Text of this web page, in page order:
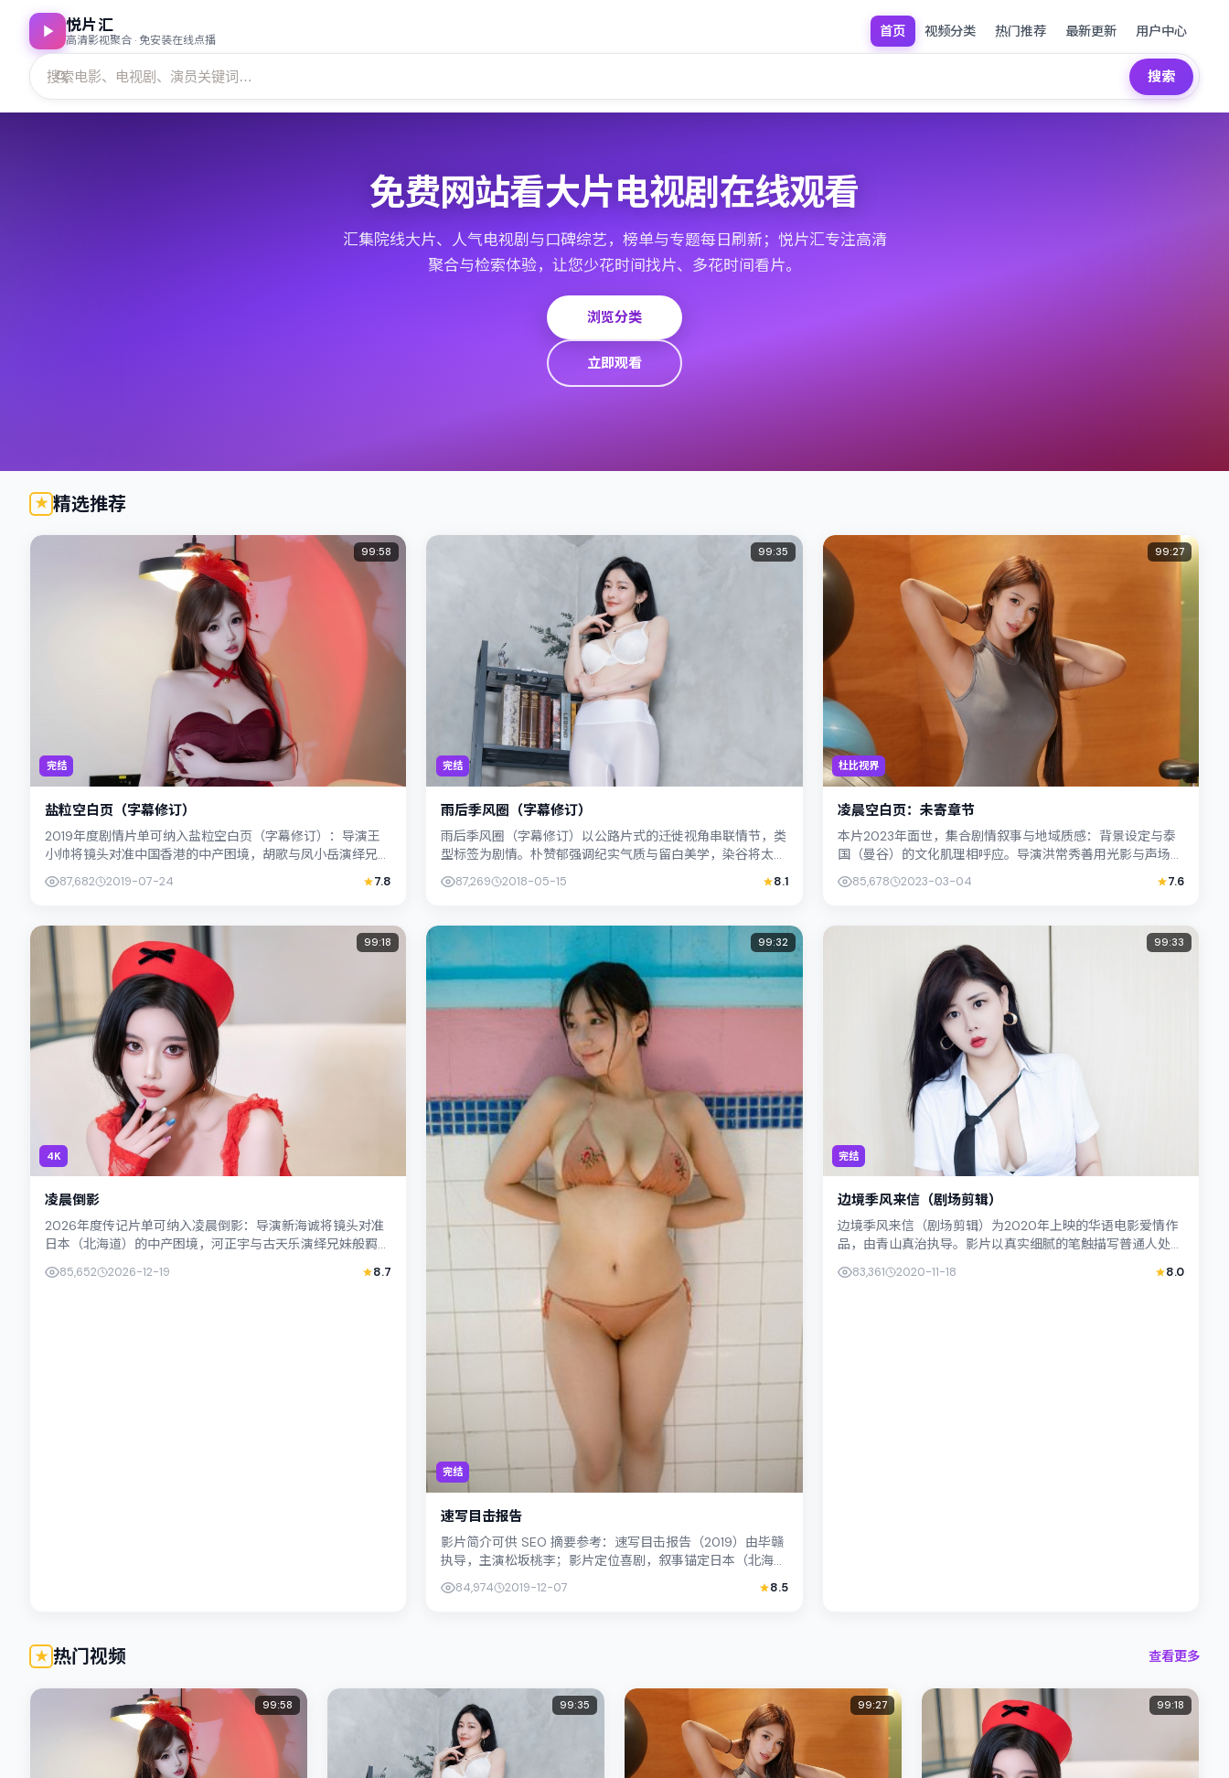
悦片汇
高清影视聚合 · 免安装在线点播
首页 视频分类 热门推荐 最新更新 用户中心
搜索
免费网站看大片电视剧在线观看
汇集院线大片、人气电视剧与口碑综艺，榜单与专题每日刷新；悦片汇专注高清
聚合与检索体验，让您少花时间找片、多花时间看片。
浏览分类
立即观看
精选推荐
完结
99:58
盐粒空白页（字幕修订）
2019年度剧情片单可纳入盐粒空白页（字幕修订）：导演王
小帅将镜头对准中国香港的中产困境，胡歌与凤小岳演绎兄妹
87,682 2019-07-24 7.8
完结
99:35
雨后季风圈（字幕修订）
雨后季风圈（字幕修订）以公路片式的迁徙视角串联情节，类
型标签为剧情。朴赞郁强调纪实气质与留白美学，染谷将太的
87,269 2018-05-15 8.1
杜比视界
99:27
凌晨空白页：未寄章节
本片2023年面世，集合剧情叙事与地域质感：背景设定与泰
国（曼谷）的文化肌理相呼应。导演洪常秀善用光影与声场塑
85,678 2023-03-04 7.6
4K
99:18
凌晨倒影
2026年度传记片单可纳入凌晨倒影：导演新海诚将镜头对准
日本（北海道）的中产困境，河正宇与古天乐演绎兄妹般羁
85,652 2026-12-19 8.7
完结
99:32
速写目击报告
影片简介可供 SEO 摘要参考：速写目击报告（2019）由毕赣
执导，主演松坂桃李；影片定位喜剧，叙事锚定日本（北海
道）的社会议题与个体命运，镜头...
84,974 2019-12-07 8.5
完结
99:33
边境季风来信（剧场剪辑）
边境季风来信（剧场剪辑）为2020年上映的华语电影爱情作
品，由青山真治执导。影片以真实细腻的笔触描写普通人处
83,361 2020-11-18 8.0
热门视频 查看更多
99:58 99:35 99:27 99:18